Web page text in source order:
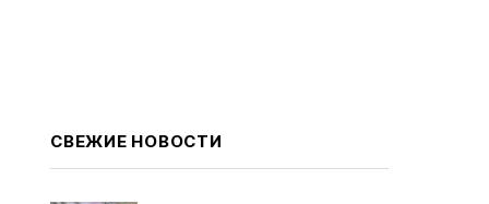
СВЕЖИЕ НОВОСТИ